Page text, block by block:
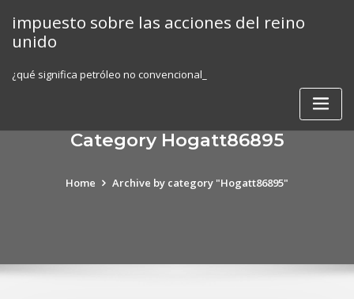
content
impuesto sobre las acciones del reino
unido
¿qué significa petróleo no convencional_
Category Hogatt86895
Home Archive by category "Hogatt86895"